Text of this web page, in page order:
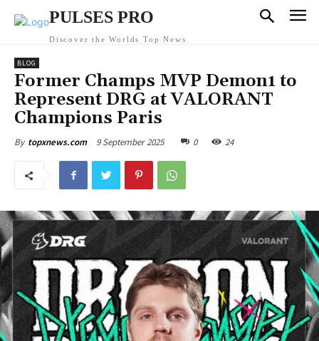
PULSES PRO
Discover the Worlds Top News
BLOG
Former Champs MVP Demon1 to
Represent DRG at VALORANT
Champions Paris
By topxnews.com 9 September 2025 0 24